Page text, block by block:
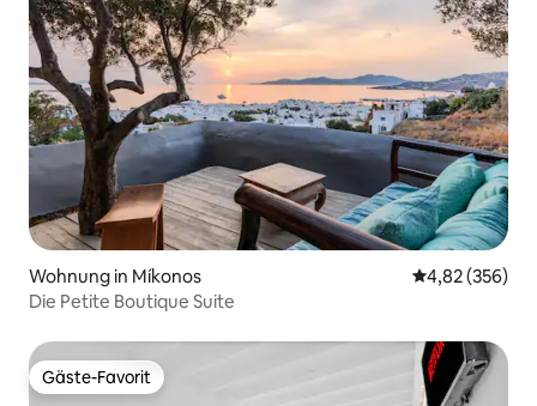
Wohnung in Míkonos
4,82 (356)
Die Petite Boutique Suite
Gäste-Favorit
Gäste-Favorit